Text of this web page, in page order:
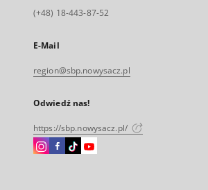
(+48) 18-443-87-52
E-Mail
region@sbp.nowysacz.pl
Odwiedź nas!
https://sbp.nowysacz.pl/
Instagram
Facebook
InstagramInstagram